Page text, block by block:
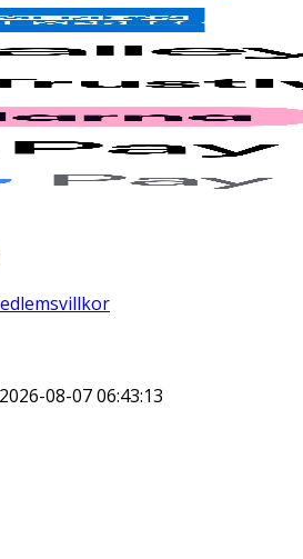
2026-08-07 06:43:13